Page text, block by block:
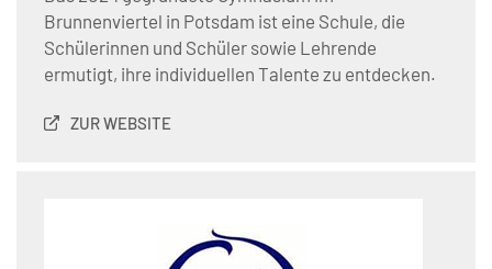
Brunnenviertel in Potsdam ist eine Schule, die
Schülerinnen und Schüler sowie Lehrende
ermutigt, ihre individuellen Talente zu entdecken.
ZUR WEBSITE